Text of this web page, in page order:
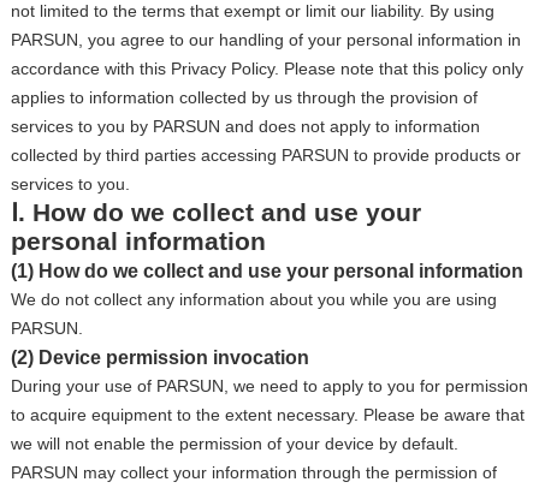
not limited to the terms that exempt or limit our liability. By using
PARSUN, you agree to our handling of your personal information in
accordance with this Privacy Policy. Please note that this policy only
applies to information collected by us through the provision of
services to you by PARSUN and does not apply to information
collected by third parties accessing PARSUN to provide products or
services to you.
Ⅰ. How do we collect and use your
personal information
(1) How do we collect and use your personal information
We do not collect any information about you while you are using
PARSUN.
(2) Device permission invocation
During your use of PARSUN, we need to apply to you for permission
to acquire equipment to the extent necessary. Please be aware that
we will not enable the permission of your device by default.
PARSUN may collect your information through the permission of